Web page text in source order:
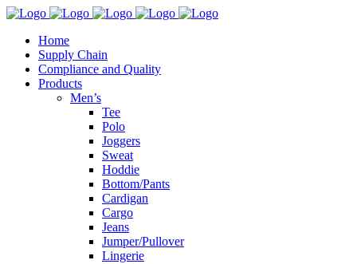
Home
Supply Chain
Compliance and Quality
Products
Men’s
Tee
Polo
Joggers
Sweat
Hoddie
Bottom/Pants
Cardigan
Cargo
Jeans
Jumper/Pullover
Lingerie